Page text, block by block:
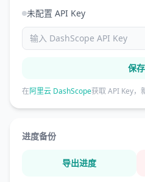
未配置 API Key
保存
在阿里云 DashScope获取 API Key，
进度备份
导出进度